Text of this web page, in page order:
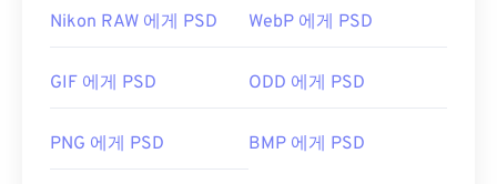
Nikon RAW 에게 PSD WebP 에게 PSD
GIF 에게 PSD ODD 에게 PSD
PNG 에게 PSD BMP 에게 PSD